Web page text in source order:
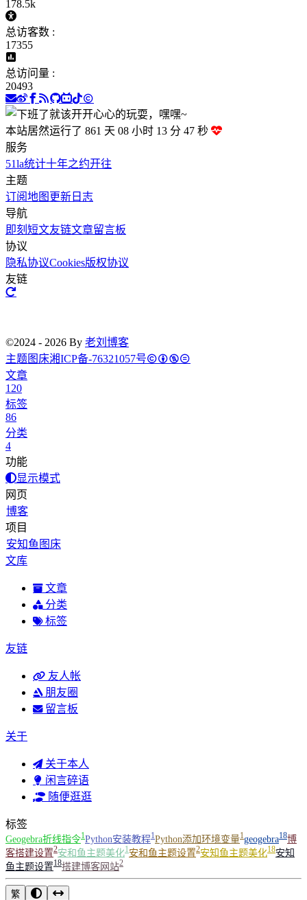
178.5k
总访客数 :
17355
总访问量 :
20493
本站居然运行了 861 天 08 小时 13 分 47 秒
服务
51la统计十年之约开往
主题
订阅地图 更新日志
导航
即刻短文友链文章留言板
协议
隐私协议Cookies版权协议
友链
©2024 - 2026 By 老刘博客
主题 图床湘ICP备-76321057号
文章
120
标签
86
分类
4
功能
显示模式
网页
博客
项目
安知鱼图床
文库
文章
分类
标签
友链
友人帐
朋友圈
留言板
关于
关于本人
闲言碎语
随便逛逛
标签
Geogebra折线指令1Python安装教程1Python添加环境变量1geogebra18博
客搭建设置2安和鱼主题美化1安和鱼主题设置2安知鱼主题美化18安知
鱼主题设置18搭建博客网站2
繁